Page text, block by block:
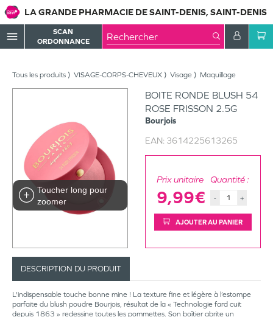
LA GRANDE PHARMACIE DE SAINT-DENIS, SAINT-DENIS
menu
SCAN
ORDONNANCE
Tous les produits VISAGE-CORPS-CHEVEUX Visage Maquillage
Toucher long pour
zoomer
BOITE RONDE BLUSH 54
ROSE FRISSON 2.5G
Bourjois
EAN: 3614225613265
Prix unitaire
9,99€
Quantité :
- +
AJOUTER AU PANIER
DESCRIPTION DU PRODUIT
L'indispensable touche bonne mine ! La texture fine et légère à l’estompe
parfaite du blush poudre Bourjois, résultat de la « Technologie fard cuit
depuis 1863 » redessine toutes les pommettes. Son boîtier abrite un